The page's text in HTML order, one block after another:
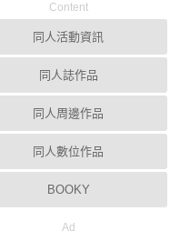
Content
同人活動資訊
同人誌作品
同人周邊作品
同人數位作品
BOOKY
Ad